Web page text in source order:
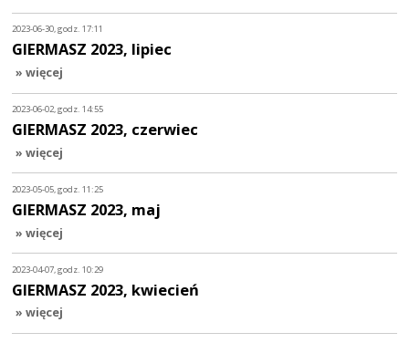
2023-06-30, godz. 17:11
GIERMASZ 2023, lipiec
» więcej
2023-06-02, godz. 14:55
GIERMASZ 2023, czerwiec
» więcej
2023-05-05, godz. 11:25
GIERMASZ 2023, maj
» więcej
2023-04-07, godz. 10:29
GIERMASZ 2023, kwiecień
» więcej